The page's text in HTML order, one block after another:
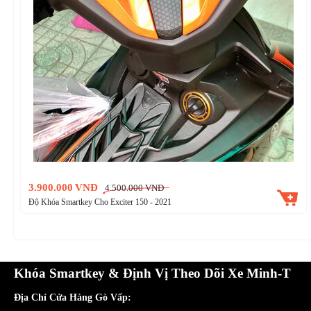
3.900.000 VNĐ 4.500.000 VNĐ
Độ Khóa Smartkey Cho Exciter 150 - 2021
Khóa Smartkey & Định Vị Theo Dõi Xe Minh-T
Địa Chỉ Cửa Hàng Gò Vấp: